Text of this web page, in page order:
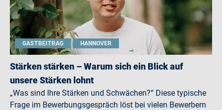
GASTBEITRAG HANNOVER
Stärken stärken – Warum sich ein Blick auf
unsere Stärken lohnt
„Was sind Ihre Stärken und Schwächen?“ Diese typische
Frage im Bewerbungsgespräch löst bei vielen Bewerbern